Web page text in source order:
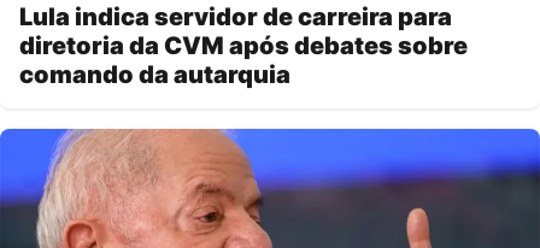
Lula indica servidor de carreira para
diretoria da CVM após debates sobre
comando da autarquia